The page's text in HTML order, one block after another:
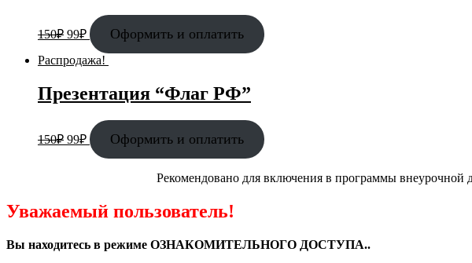
150₽ 99₽ Оформить и оплатить
Распродажа!
Презентация “Флаг РФ”
150₽ 99₽ Оформить и оплатить
Рекомендовано для включения в программы внеурочной
Уважаемый пользователь!
Вы находитесь в режиме ОЗНАКОМИТЕЛЬНОГО ДОСТУПА..